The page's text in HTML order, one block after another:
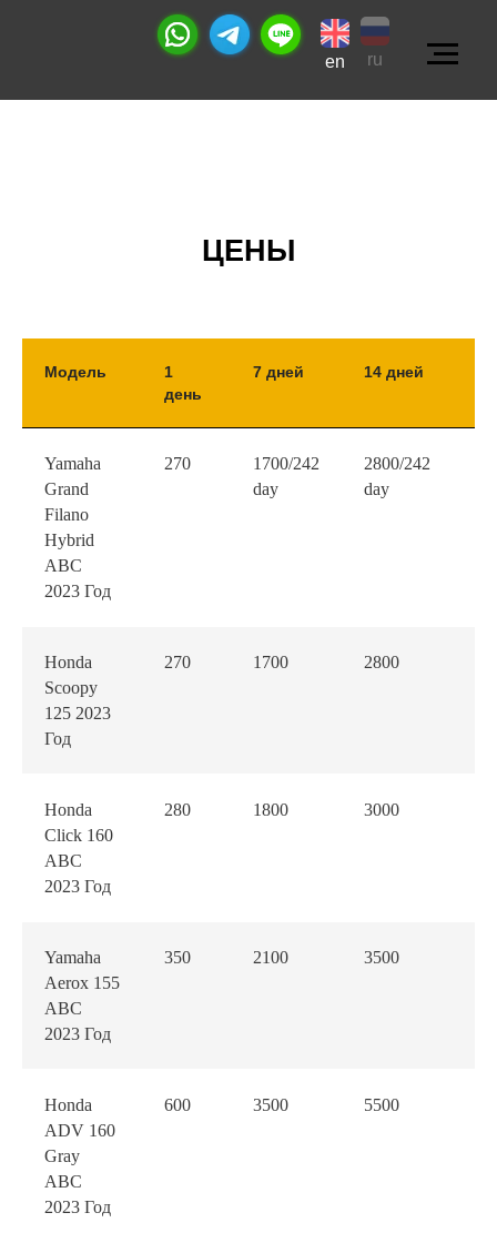
ru
en
ЦЕНЫ
Модель
1
день
7 дней 14 дней
Yamaha
Grand
Filano
Hybrid
АВС
2023 Год
270
1700/242
day
2800/242
day
Honda
Scoopy
125 2023
Год
270 1700 2800
Honda
Click 160
ABC
2023 Год
280 1800 3000
Yamaha
Aerox 155
ABC
2023 Год
350 2100 3500
Honda
ADV 160
Gray
ABC
2023 Год
600 3500 5500